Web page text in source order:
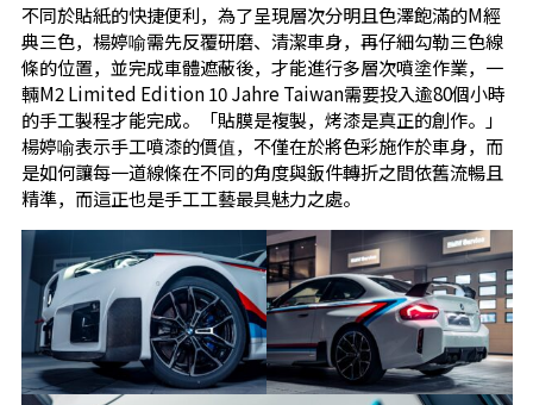
不同於貼紙的快捷便利，為了呈現層次分明且色澤飽滿的M經
典三色，楊婷喻需先反覆研磨、清潔車身，再仔細勾勒三色線
條的位置，並完成車體遮蔽後，才能進行多層次噴塗作業，一
輛M2 Limited Edition 10 Jahre Taiwan需要投入逾80個小時
的手工製程才能完成。「貼膜是複製，烤漆是真正的創作。」
楊婷喻表示手工噴漆的價值，不僅在於將色彩施作於車身，而
是如何讓每一道線條在不同的角度與鈑件轉折之間依舊流暢且
精準，而這正也是手工工藝最具魅力之處。